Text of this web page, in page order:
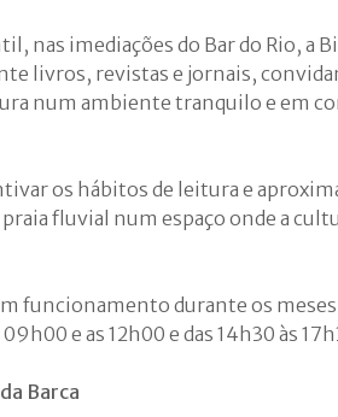
nas imediações do Bar do Rio, a
livros, revistas e jornais,
num ambiente tranquilo e em
os hábitos de leitura e
fluvial num espaço onde a
funcionamento durante os meses
e as 12h00 e das 14h30 às
Barca